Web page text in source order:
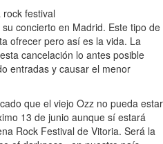
festival
concierto en Madrid. Este tipo de
ofrecer pero así es la vida. La
cancelación lo antes posible
entradas y causar el menor
que el viejo Ozz no pueda estar
13 de junio aunque sí estará
Rock Festival de Vitoria. Será la